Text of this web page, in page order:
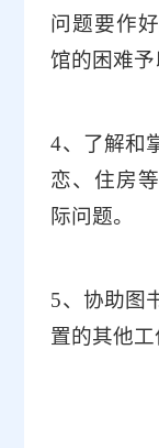
问题要作
馆的困难予
4、了解和
恋、住房
际问题。
5、协助图
置的其他工